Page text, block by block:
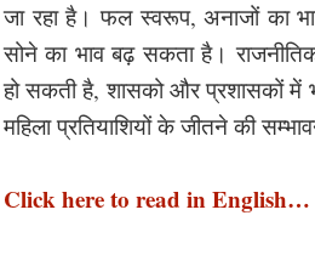
जा रहा है। फल स्वरूप, अनाजों का
सोने का भाव बढ़ सकता है।
हो सकती है, शासको और प्रशासकों में
महिला प्रतियाशियों के जीतने की
Click here to read in English…